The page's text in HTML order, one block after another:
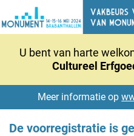
U bent van harte
Cultureel
Meer informatie op
De voorregistratie is